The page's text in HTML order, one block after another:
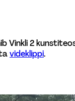
Vinkli 2
videklippi.